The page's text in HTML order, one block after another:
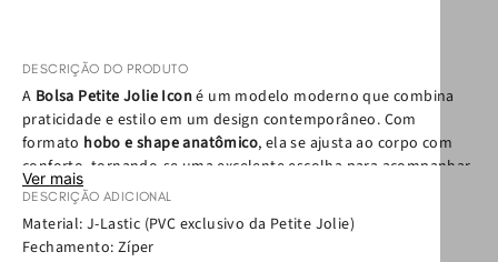
DESCRIÇÃO DO PRODUTO
A Bolsa Petite Jolie Iconé um modelo moderno que combina
praticidade e estilo em um design contemporâneo. Com
formato hobo e shape anatômico, ela se ajusta ao corpo com
conforto, tornando-se uma excelente escolha para acompanhar
a rotina com leveza e personalidade.
Produzida emJ-Lastic , o PVC exclusivo da Petite Jolie, a bolsa é
Ver mais
DESCRIÇÃO ADICIONAL
Material: J-Lastic (PVC exclusivo da Petite Jolie)
Fechamento: Zíper